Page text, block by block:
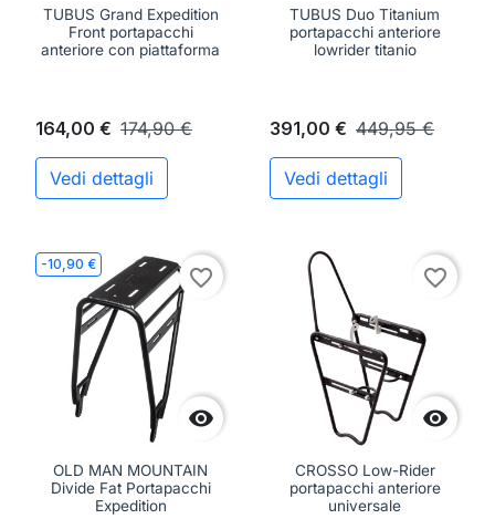
TUBUS Grand Expedition
Front portapacchi
anteriore con piattaforma
164,00 € 174,90 €
Vedi dettagli
TUBUS Duo Titanium
portapacchi anteriore
lowrider titanio
391,00 € 449,95 €
Vedi dettagli
-10,90 €

favorite_border
OLD MAN MOUNTAIN
Divide Fat Portapacchi
Expedition

favorite_border
CROSSO Low-Rider
portapacchi anteriore
universale